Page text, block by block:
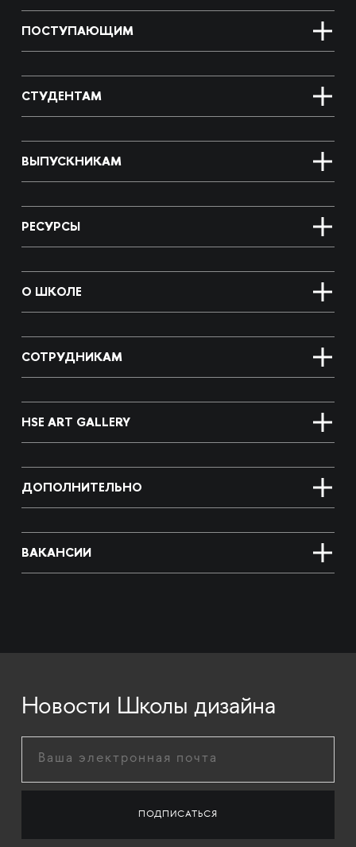
ПОСТУПАЮЩИМ
СТУДЕНТАМ
ВЫПУСКНИКАМ
РЕСУРСЫ
О ШКОЛЕ
СОТРУДНИКАМ
HSE ART GALLERY
ДОПОЛНИТЕЛЬНО
ВАКАНСИИ
Новости Школы дизайна